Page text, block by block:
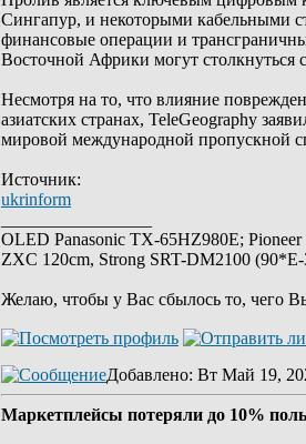
Сингапур, и некоторыми кабельными
финансовые операции и
Восточной Африки могут столкнуться
Несмотря на то, что влияние
азиатских странах, TeleGeography
мировой международной пропускной
Источник:
ukrinform
OLED Panasonic TX-65HZ980E;
ZXC 120cm, Strong SRT-DM2100
Желаю, чтобы у Вас сбылось то, чего
Добавлено: Вт Май 19,
Маркетплейсы потеряли до 10%